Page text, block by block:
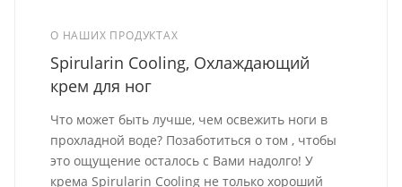
О НАШИХ ПРОДУКТАХ
Spirularin Cooling, Охлаждающий
крем для ног
Что может быть лучше, чем освежить ноги в
прохладной воде? Позаботиться о том , чтобы
это ощущение осталось с Вами надолго! У
крема Spirularin Cooling не только хороший